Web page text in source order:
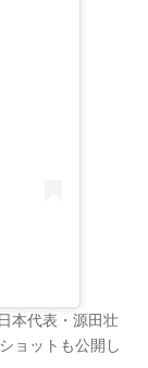
本代表・源田壮
ョットも公開し